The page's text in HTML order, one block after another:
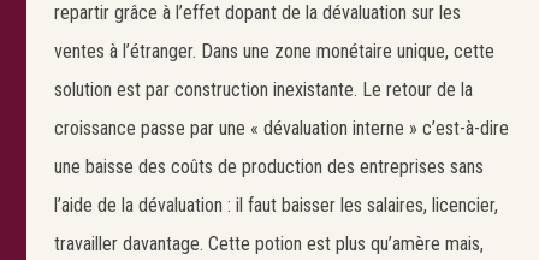
repartir grâce à l’effet dopant de la dévaluation sur les
ventes à l’étranger. Dans une zone monétaire unique, cette
solution est par construction inexistante. Le retour de la
croissance passe par une « dévaluation interne » c’est-à-dire
une baisse des coûts de production des entreprises sans
l’aide de la dévaluation : il faut baisser les salaires, licencier,
travailler davantage. Cette potion est plus qu’amère mais,